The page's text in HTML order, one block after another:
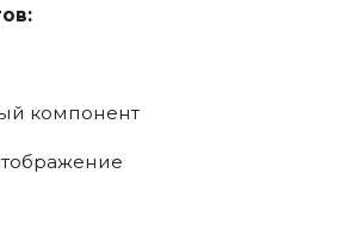
компонент